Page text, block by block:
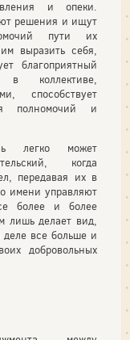
и опеки.
решения и ищут
пути их
выразить себя,
благоприятный
в коллективе,
способствует
полномочий и
легко может
когда
передавая их в
имени управ­ляют
более и более
лишь делает вид,
деле все больше и
добровольных